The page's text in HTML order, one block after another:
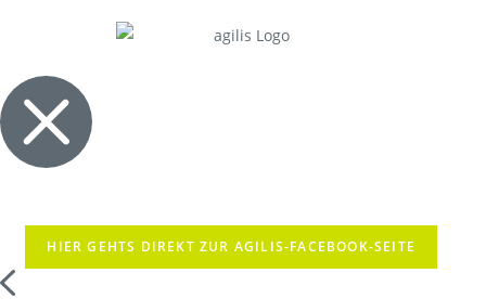
HIER GEHTS DIREKT ZUR AGILIS-FACEBOOK-SEITE